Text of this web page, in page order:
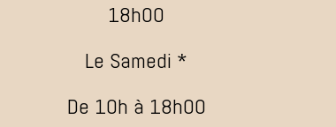
18h00
Le Samedi *
De 10h à 18h00